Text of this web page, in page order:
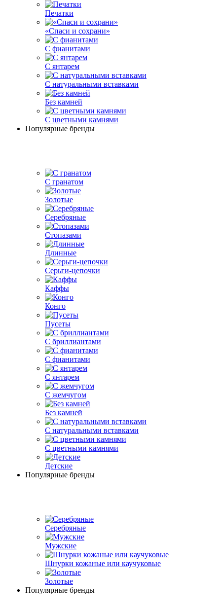
Печатки
«Спаси и сохрани»
С фианитами
С янтарем
С натуральными вставками
Без камней
С цветными камнями
Популярные бренды
С гранатом
Золотые
Серебряные
Стопазами
Длинные
Серьги-цепочки
Каффы
Конго
Пусеты
С бриллиантами
С фианитами
С янтарем
С жемчугом
Без камней
С натуральными вставками
С цветными камнями
Детские
Популярные бренды
Серебряные
Мужские
Шнурки кожаные или каучуковые
Золотые
Популярные бренды